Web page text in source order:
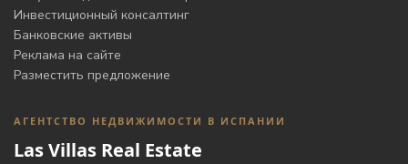
Инвестиционный консалтинг
Банковские активы
Реклама на сайте
Разместить предложение
АГЕНТСТВО НЕДВИЖИМОСТИ В ИСПАНИИ
Las Villas Real Estate